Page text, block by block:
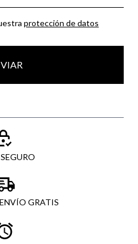
protección de datos
GRATIS